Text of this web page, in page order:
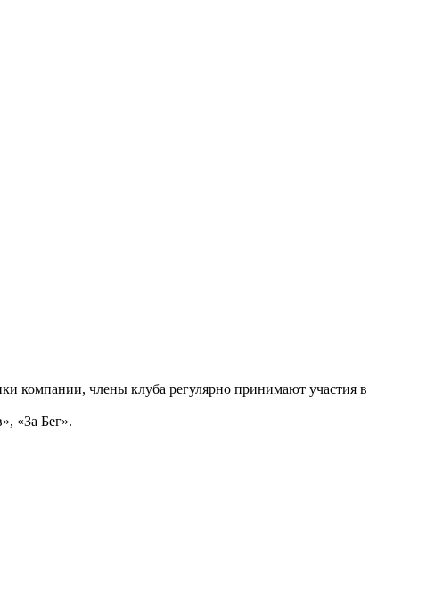
члены клуба регулярно принимают участия в
«За Бег».